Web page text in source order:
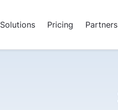
Solutions Pricing Partners